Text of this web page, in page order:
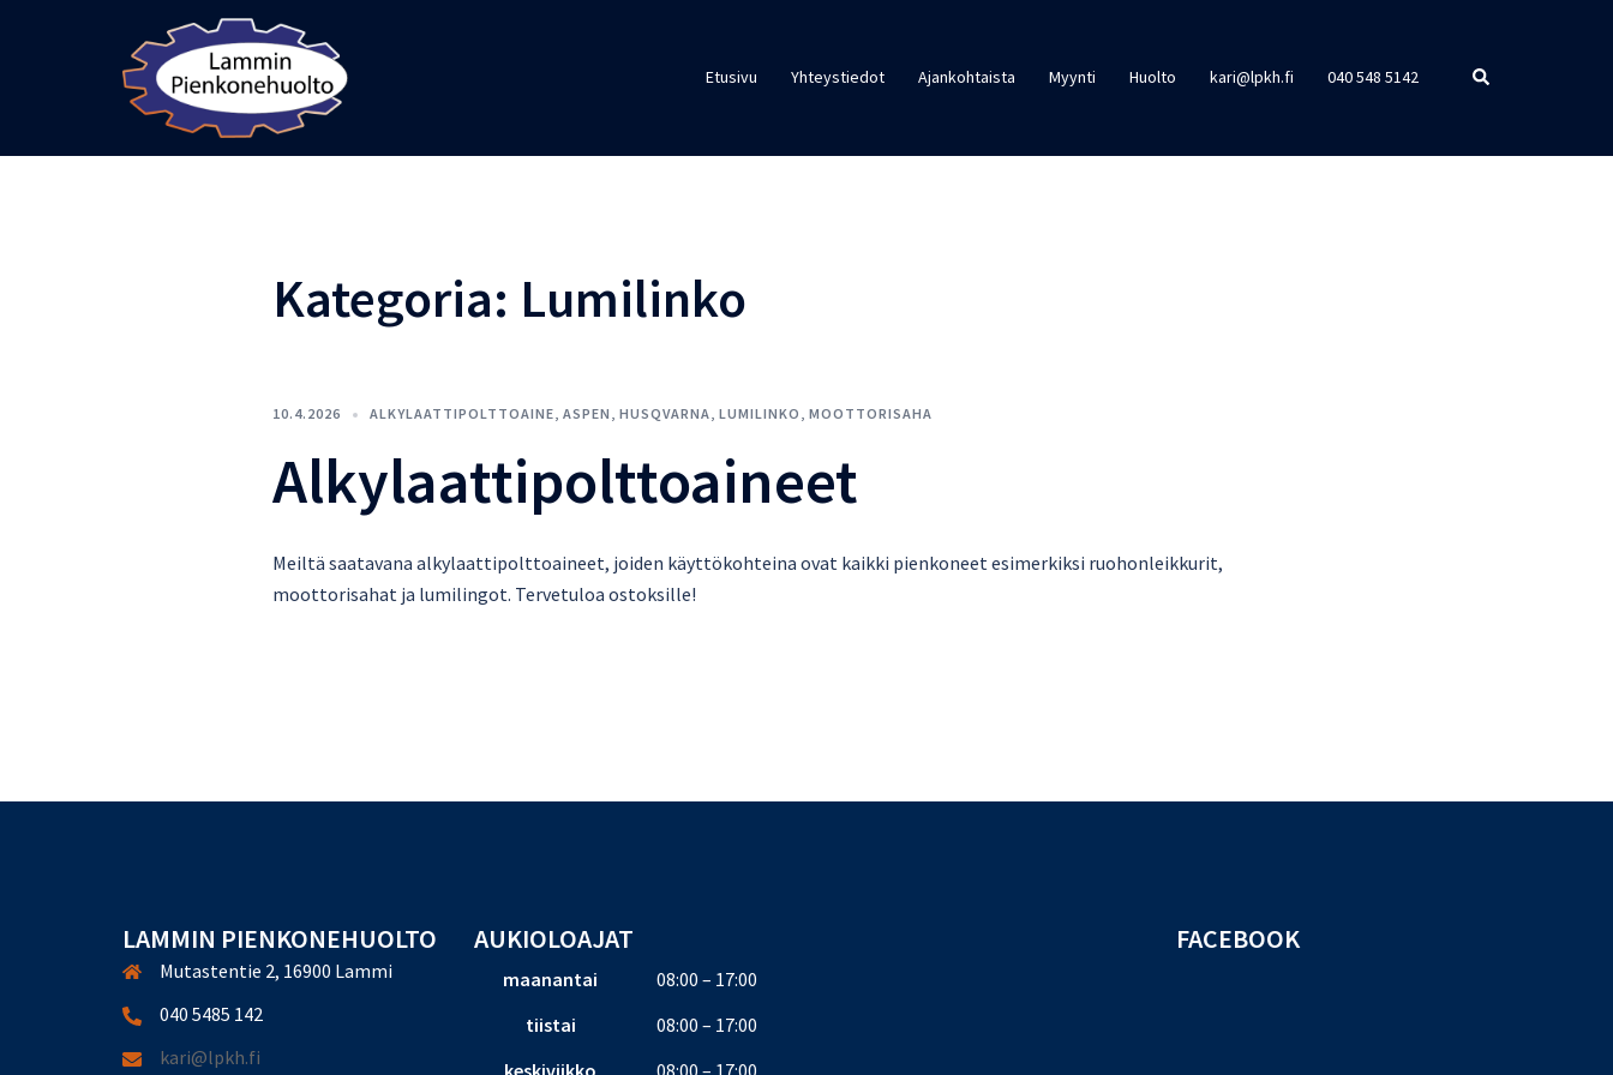
Etusivu Yhteystiedot Ajankohtaista Myynti Huolto kari@lpkh.fi 040 548 5142 Search
Kategoria: Lumilinko
10.4.2026 ALKYLAATTIPOLTTOAINE ASPEN HUSQVARNA LUMILINKO MOOTTORISAHA
Alkylaattipolttoaineet
Meiltä saatavana alkylaattipolttoaineet, joiden käyttökohteina ovat kaikki pienkoneet esimerkiksi ruohonleikkurit,
moottorisahat ja lumilingot. Tervetuloa ostoksille!
LAMMIN PIENKONEHUOLTO
Mutastentie 2, 16900 Lammi
040 5485 142
kari@lpkh.fi
AUKIOLOAJAT
maanantai
08:00 – 17:00
tiistai
08:00 – 17:00
keskiviikko
08:00 – 17:00
FACEBOOK